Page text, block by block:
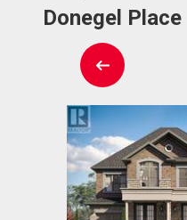
Donegel Place